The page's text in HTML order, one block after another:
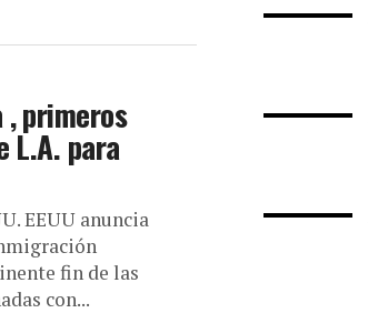
, primeros
L.A. para
EEUU anuncia
fin de las
con...